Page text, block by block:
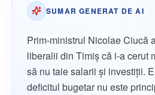
SUMAR GENERAT DE AI
Prim-ministrul Nicolae Ciucă
liberalii din Timiș că i-a cerut
să nu taie salarii și investiții.
deficitul bugetar nu este